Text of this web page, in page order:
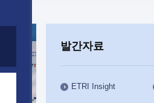
인공지능안전연구소
우주항공반도체전략연구단
대경권연구본부
호남권연구본부
수도권연구본부
ETRI CI
발간자료
ETRI Insight